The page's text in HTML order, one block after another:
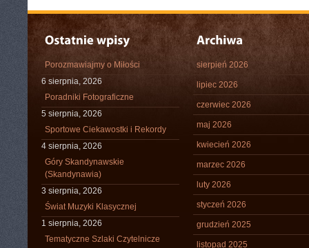
Porozmawiajmy o Miłości
6 sierpnia, 2026
Poradniki Fotograficzne
5 sierpnia, 2026
Sportowe Ciekawostki i Rekordy
4 sierpnia, 2026
Góry Skandynawskie
(Skandynawia)
3 sierpnia, 2026
Świat Muzyki Klasycznej
1 sierpnia, 2026
Tematyczne Szlaki Czytelnicze
sierpień 2026
lipiec 2026
czerwiec 2026
maj 2026
kwiecień 2026
marzec 2026
luty 2026
styczeń 2026
grudzień 2025
listopad 2025